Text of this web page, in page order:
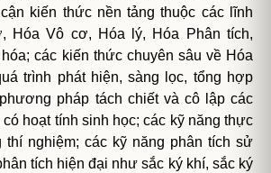
kiến thức nền tảng thuộc các lĩnh
Hóa Vô cơ, Hóa lý, Hóa Phân tích,
các kiến thức chuyên sâu về Hóa
trình phát hiện, sàng lọc, tổng hợp
pháp tách chiết và cô lập các
hoạt tính sinh học; các kỹ năng thực
thí nghiệm; các kỹ năng phân tích sử
tích hiện đại như sắc ký khí, sắc ký